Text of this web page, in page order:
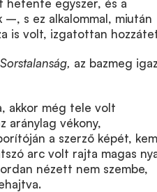
hetente egyszer, és a
s ez alkalommal, miután
is volt, izgatottan
Sorstalanság, az bazmeg
akkor még tele volt
aránylag vékony,
a szerző képét,
arc volt rajta magas
nézett nem szembe,